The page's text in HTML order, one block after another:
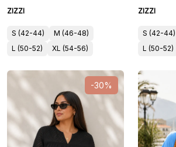
ZIZZI
S (42-44)
M (46-48)
L (50-52)
XL (54-56)
ZIZZI
S (42-44)
L (50-52)
-30%